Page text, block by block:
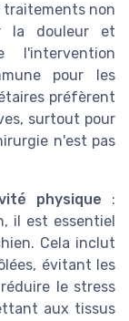
traitements non
la douleur et
l'intervention
pour les
préfèrent
surtout pour
n'est pas
physique :
il est essentiel
Cela inclut
évitant les
le stress
aux tissus